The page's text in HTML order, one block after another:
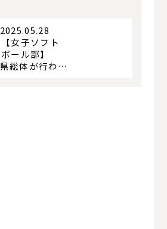
2025.05.28
【女子ソフト
ボール部】
県総体が行われました